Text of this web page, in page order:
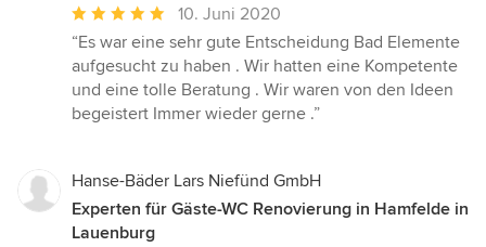
Durchschnittliche
Bewertung:
5
von
5
10. Juni 2020
“Es war eine sehr gute Entscheidung Bad Elemente
aufgesucht zu haben . Wir hatten eine Kompetente
und eine tolle Beratung . Wir waren von den Ideen
begeistert Immer wieder gerne .”
Hanse-Bäder Lars Niefünd GmbH
Experten für Gäste-WC Renovierung in Hamfelde in
Lauenburg